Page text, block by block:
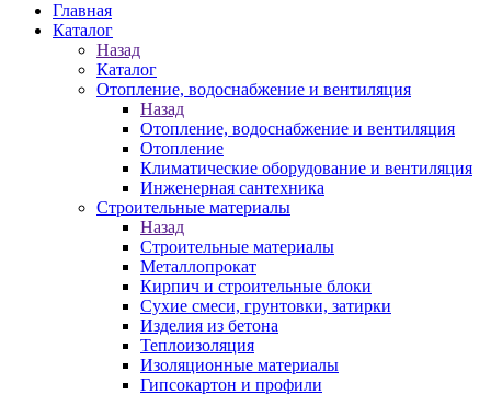
Главная
Каталог
Назад
Каталог
Отопление, водоснабжение и вентиляция
Назад
Отопление, водоснабжение и вентиляция
Отопление
Климатические оборудование и вентиляция
Инженерная сантехника
Строительные материалы
Назад
Строительные материалы
Металлопрокат
Кирпич и строительные блоки
Сухие смеси, грунтовки, затирки
Изделия из бетона
Теплоизоляция
Изоляционные материалы
Гипсокартон и профили